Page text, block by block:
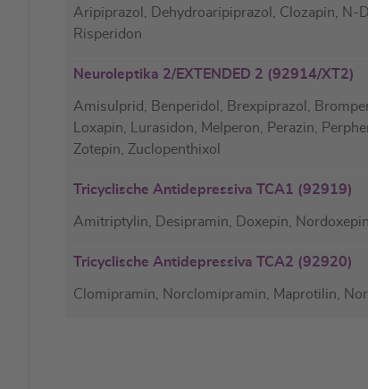
Aripiprazol, Dehydroaripiprazol, Clozapin, N-
Risperidon
Neuroleptika 2/EXTENDED 2 (92914/XT2)
Amisulprid, Benperidol, Brexpiprazol,
Loxapin, Lurasidon, Melperon, Perazin,
Zotepin, Zuclopenthixol
Tricyclische Antidepressiva TCA1 (92919)
Amitriptylin, Desipramin, Doxepin,
Tricyclische Antidepressiva TCA2 (92920)
Clomipramin, Norclomipramin, Maprotilin,